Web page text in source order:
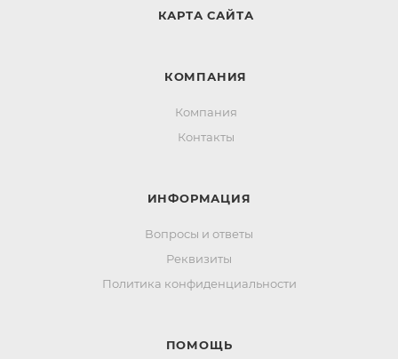
КАРТА САЙТА
КОМПАНИЯ
Компания
Контакты
ИНФОРМАЦИЯ
Вопросы и ответы
Реквизиты
Политика конфиденциальности
ПОМОЩЬ